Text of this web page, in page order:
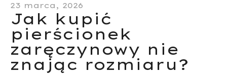
23 marca, 2026
Jak kupić
pierścionek
zaręczynowy nie
znając rozmiaru?